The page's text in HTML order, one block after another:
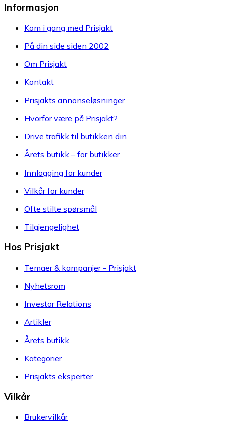
Informasjon
Kom i gang med Prisjakt
På din side siden 2002
Om Prisjakt
Kontakt
Prisjakts annonseløsninger
Hvorfor være på Prisjakt?
Drive trafikk til butikken din
Årets butikk – for butikker
Innlogging for kunder
Vilkår for kunder
Ofte stilte spørsmål
Tilgjengelighet
Hos Prisjakt
Temaer & kampanjer - Prisjakt
Nyhetsrom
Investor Relations
Artikler
Årets butikk
Kategorier
Prisjakts eksperter
Vilkår
Brukervilkår